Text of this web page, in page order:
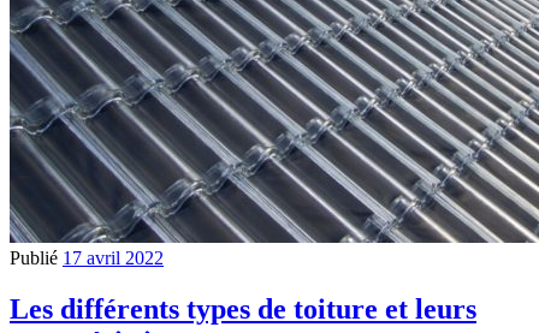
Publié 17 avril 2022
Les différents types de toiture et leurs